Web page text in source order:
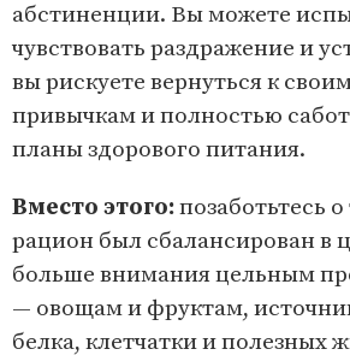
абстиненции. Вы можете
чувствовать раздражение и
вы рискуете вернуться к
привычкам и полностью
планы здорового питания.
Вместо этого:позаботьтесь
рацион был сбалансирован в
больше внимания цельным
— овощам и фруктам,
белка, клетчатки и полезных